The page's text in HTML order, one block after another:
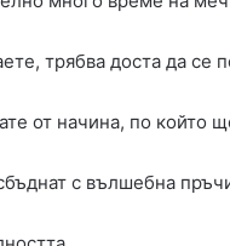
трябва доста да се
от начина, по който
с вълшебна